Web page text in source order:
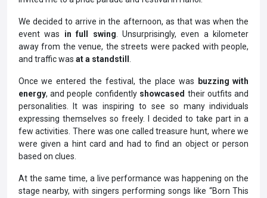
We decided to arrive in the afternoon, as that was when the
event was in full swing. Unsurprisingly, even a kilometer
away from the venue, the streets were packed with people,
and traffic was at a standstill .
Once we entered the festival, the place was buzzing with
energy, and people confidently showcased their outfits and
personalities. It was inspiring to see so many individuals
expressing themselves so freely. I decided to take part in a
few activities. There was one called treasure hunt, where we
were given a hint card and had to find an object or person
based on clues.
At the same time, a live performance was happening on the
stage nearby, with singers performing songs like “Born This